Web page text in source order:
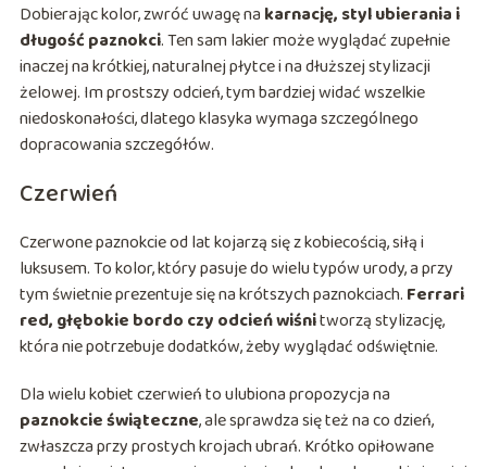
Dobierając kolor, zwróć uwagę na karnację, styl ubierania i
długość paznokci. Ten sam lakier może wyglądać zupełnie
inaczej na krótkiej, naturalnej płytce i na dłuższej stylizacji
żelowej. Im prostszy odcień, tym bardziej widać wszelkie
niedoskonałości, dlatego klasyka wymaga szczególnego
dopracowania szczegółów.
Czerwień
Czerwone paznokcie od lat kojarzą się z kobiecością, siłą i
luksusem. To kolor, który pasuje do wielu typów urody, a przy
tym świetnie prezentuje się na krótszych paznokciach. Ferrari
red, głębokie bordo czy odcień wiśnitworzą stylizację,
która nie potrzebuje dodatków, żeby wyglądać odświętnie.
Dla wielu kobiet czerwień to ulubiona propozycja na
paznokcie świąteczne, ale sprawdza się też na co dzień,
zwłaszcza przy prostych krojach ubrań. Krótko opiłowane